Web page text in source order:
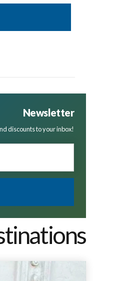
Newsletter
discounts to your inbox!